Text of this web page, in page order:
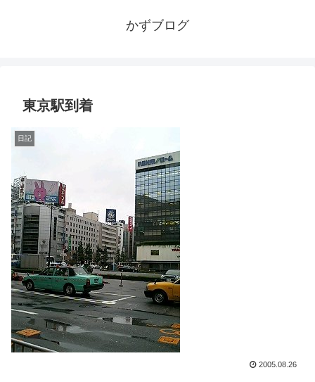
かずブログ
東京駅到着
日記
2005.08.26